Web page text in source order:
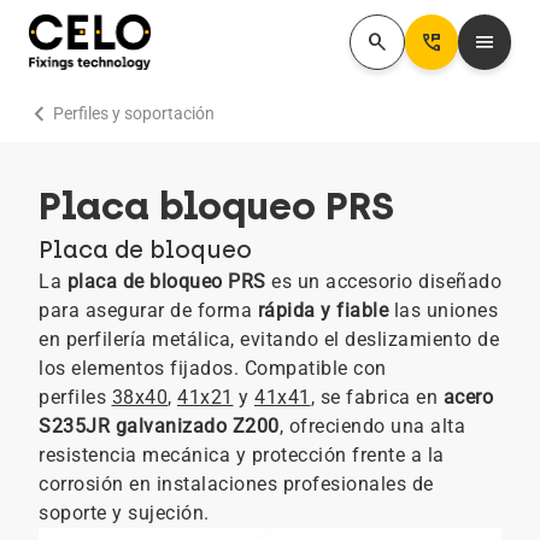
search Perm_Phone_Msg menu
Perfiles y soportación
chevron_right
Placa bloqueo PRS
Placa de bloqueo
La placa de bloqueo PRS es un accesorio diseñado
para asegurar de forma rápida y fiablelas uniones
en perfilería metálica, evitando el deslizamiento de
los elementos fijados. Compatible con
perfiles 38x40, 41x21 y 41x41 , se fabrica en acero
S235JR galvanizado Z200, ofreciendo una alta
resistencia mecánica y protección frente a la
corrosión en instalaciones profesionales de
soporte y sujeción.